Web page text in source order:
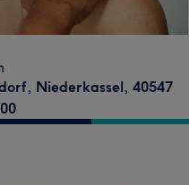
Niederkassel, 40547